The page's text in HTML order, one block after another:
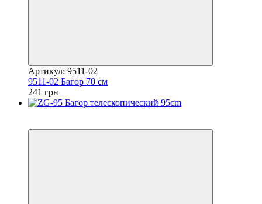
Артикул: 9511-02
9511-02 Багор 70 см
241 грн